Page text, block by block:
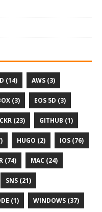
(14) AWS (3)
(3) EOS 5D (3)
(23) GITHUB (1)
HUGO (2) IOS (76)
(74) MAC (24)
SNS (21)
(1) WINDOWS (37)